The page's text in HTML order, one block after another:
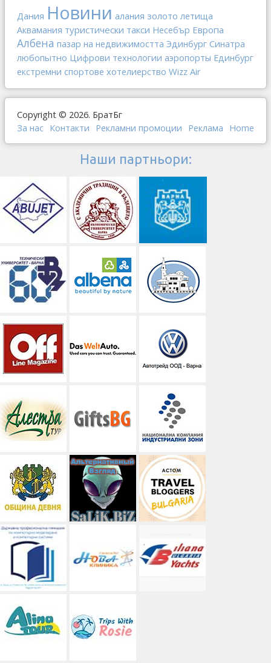
Дания Новини алания золото летища
Аквамания туристически такси Несебър Европа
Албена пазар на недвижимостта Эдинбург Синатра
любопытно Цифрови технологии аэропорты Единбург
екстремни спортове хотелиерство Wizz Air
Copyright © 2026. БратБг
За нас Контакти Рекламни промоции Реклама Home
Наши партньори: